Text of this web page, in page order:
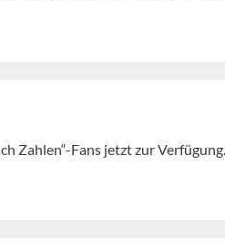
Zahlen“-Fans jetzt zur Verfügung.